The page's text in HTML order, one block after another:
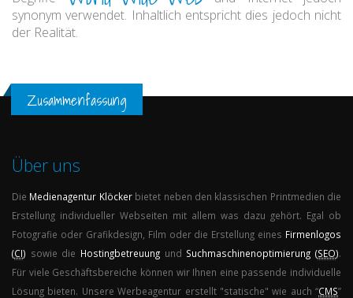
synonym verwendet. Inhaltlich entspricht dies jedoch nicht
der Realität.
Zusammenfassung
Über uns
Die Medienagentur Klöckerbietet neben den klassischen Printmedien die
Erstellung individueller Webseiten mit allem was dazu gehört. Egal ob
Fotografie oder Grafikdesign, Film oder die Erstellung eines Firmenlogos
(CI) sowie die Hostingbetreuung und Suchmaschinenoptimierung (SEO).
Für viele Geschäftsbereiche können wir Ihnen eine passende individuelle
Lösung bieten. Unsere Werbeagentur erstellt "statische" wie auch “CMS”